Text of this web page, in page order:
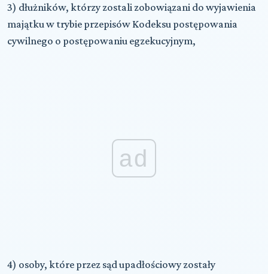
3) dłużników, którzy zostali zobowiązani do wyjawienia
majątku w trybie przepisów Kodeksu postępowania
cywilnego o postępowaniu egzekucyjnym,
ad
4) osoby, które przez sąd upadłościowy zostały